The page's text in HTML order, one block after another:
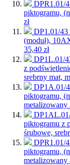
DPR1.01/
piktogramu,
zł
DP1.01/43
(moduł),
35,40 zł
DP1L.01/
z
srebrny mat,
DP1A.01/
piktogramu,
metalizowany
piktogramu z
śrubowe,
DPR1.01/
piktogramu,
metalizowany